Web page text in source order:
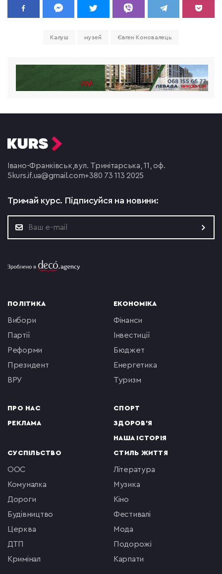
Калуш музей Євген Коновалець
Івано-Франківськ,вул. Тринітарська, 11, оф.
5 kurs.if.ua@gmail.com+380 73 113 2025
Тримай курс. Підписуйся на новини:
ПОЛІТИКА
вибори
партії
реформи
президент
ВРУ
ПРО НАС
РЕКЛАМА
ЕКОНОМІКА
фінанси
інвестиції
бюджет
енергетика
туризм
СПОРТ
ЗДОРОВ'Я
НАША ІСТОРІЯ
СУСПІЛЬСТВО
ООС
комуналка
Дороги
будівництво
церква
ДТП
кримінал
СТИЛЬ ЖИТТЯ
література
музика
кіно
фестивалі
мода
подорожі
Карпати